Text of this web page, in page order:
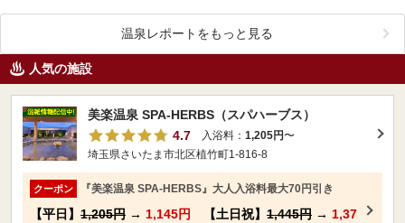
温泉レポートをもっと見る
人気の施設
美楽温泉 SPA-HERBS（スパハーブス）
4.7
入浴料： 1,205円〜
埼玉県さいたま市北区植竹町1-816-8
クーポン 『美楽温泉 SPA-HERBS』大人入浴料最大70円引き
【平日】 1,205円 → 1,145円 【土日祝】 1,445円 → 1,37